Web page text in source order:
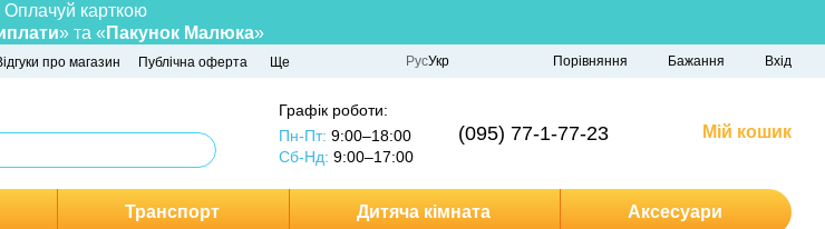
Оплачуй карткою
» та « Пакунок Малюка»
про магазин Публічна оферта Ще РусУкр Порівняння Бажання Вхід
Графік роботи:
Пн-Пт: 9:00–18:00
Сб-Нд: 9:00–17:00
(095) 77-1-77-23 Мій кошик
Транспорт Дитяча кімната Аксесуари